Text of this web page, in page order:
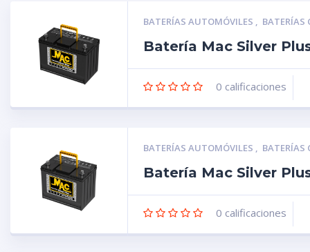
BATERÍAS AUTOMÓVILES , BATERÍAS
Batería Mac Silver
0 calificaciones
BATERÍAS AUTOMÓVILES , BATERÍAS
Batería Mac Silver
0 calificaciones